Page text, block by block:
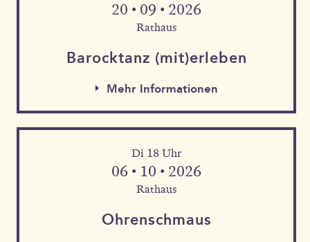
20 • 09 • 2026
Rathaus
Barock­tanz (mit)erleben
Mehr Informationen
Mehr Informationen
Di 18 Uhr
06 • 10 • 2026
Rathaus
Ohren­schmaus